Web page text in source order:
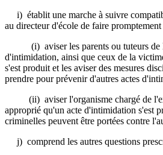
i) établit une marche à suivre
au directeur d'école de faire
(i) aviser les parents ou tuteurs de
d'intimidation, ainsi que ceux de la
s'est produit et les aviser des mesures
prendre pour prévenir d'autres actes
(ii) aviser l'organisme chargé de
approprié qu'un acte d'intimidation s'est
criminelles peuvent être portées contre
j) comprend les autres questions